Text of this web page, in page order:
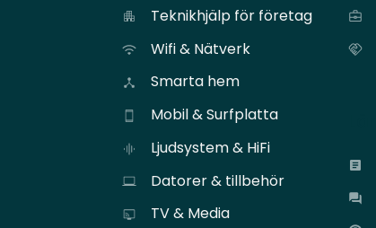
Teknikhjälp för företag
Wifi & Nätverk
Smarta hem
Mobil & Surfplatta
Ljudsystem & HiFi
Datorer & tillbehör
TV & Media